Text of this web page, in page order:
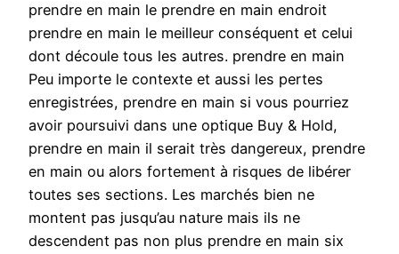
prendre en main le prendre en main endroit
prendre en main le meilleur conséquent et celui
dont découle tous les autres. prendre en main
Peu importe le contexte et aussi les pertes
enregistrées, prendre en main si vous pourriez
avoir poursuivi dans une optique Buy & Hold,
prendre en main il serait très dangereux, prendre
en main ou alors fortement à risques de libérer
toutes ses sections. Les marchés bien ne
montent pas jusqu’au nature mais ils ne
descendent pas non plus prendre en main six